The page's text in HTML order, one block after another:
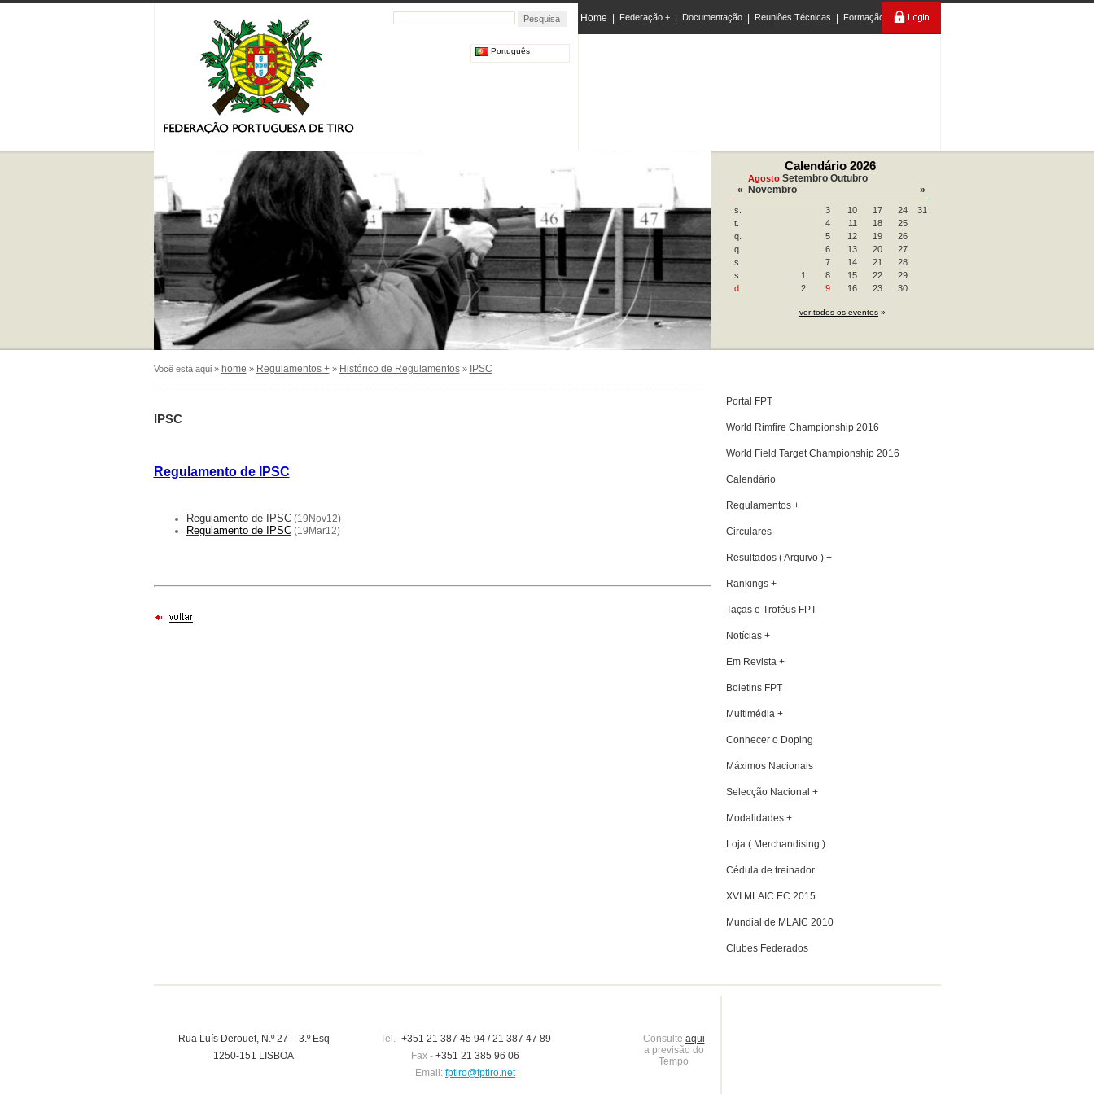
Home Federação + Documentação Reuniões Técnicas Formação
Português
Calendário 2026
«
Agosto Setembro Outubro
Novembro
»
s.
t.
q.
q.
s.
s.
d.
3 10 17 24
31
4
11 18
25
5
12 19
26
6
13 20
27
7
14 21
28
1
8 15 22
29
2
9 16 23 30
ver todos os eventos »
Você está aqui » home » Regulamentos +» Histórico de Regulamentos» IPSC
IPSC
Regulamento de IPSC
Regulamento de IPSC (19Nov12)
Regulamento de IPSC (19Mar12)
Portal FPT
World Rimfire Championship 2016
World Field Target Championship 2016
Calendário
Regulamentos +
Circulares
Resultados ( Arquivo ) +
Rankings +
Taças e Troféus FPT
Notícias +
Em Revista +
Boletins FPT
Multimédia +
Conhecer o Doping
Máximos Nacionais
Selecção Nacional +
Modalidades +
Loja ( Merchandising )
Cédula de treinador
XVI MLAIC EC 2015
Mundial de MLAIC 2010
Clubes Federados
Rua Luís Derouet, N.º 27 – 3.º Esq
1250-151 LISBOA
Tel.-+351 21 387 45 94 / 21 387 47 89
Fax - +351 21 385 96 06
Email: fptiro@fptiro.net
Consulte aqui
a previsão do
Tempo